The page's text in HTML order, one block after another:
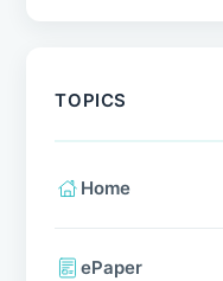
TOPICS
Home
ePaper